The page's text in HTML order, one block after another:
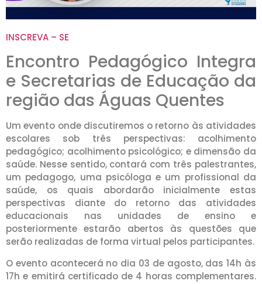
INSCREVA – SE
Encontro Pedagógico Integra
e Secretarias de Educação da
região das Águas Quentes
Um evento onde discutiremos o retorno às atividades
escolares sob três perspectivas: acolhimento
pedagógico; acolhimento psicológico; e dimensão da
saúde. Nesse sentido, contará com três palestrantes,
um pedagogo, uma psicóloga e um profissional da
saúde, os quais abordarão inicialmente estas
perspectivas diante do retorno das atividades
educacionais nas unidades de ensino e
posteriormente estarão abertos às questões que
serão realizadas de forma virtual pelos participantes.
O evento acontecerá no dia 03 de agosto, das 14h às
17h e emitirá certificado de 4 horas complementares.